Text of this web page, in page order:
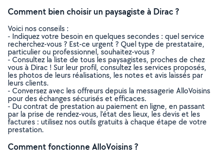
Comment bien choisir un paysagiste à Dirac ?
Voici nos conseils :
- Indiquez votre besoin en quelques secondes : quel service
recherchez-vous ? Est-ce urgent ? Quel type de prestataire,
particulier ou professionnel, souhaitez-vous ?
- Consultez la liste de tous les paysagistes, proches de chez
vous à Dirac ! Sur leur profil, consultez les services proposés,
les photos de leurs réalisations, les notes et avis laissés par
leurs clients.
- Conversez avec les offreurs depuis la messagerie AlloVoisins
pour des échanges sécurisés et efficaces.
- Du contrat de prestation au paiement en ligne, en passant
par la prise de rendez-vous, l’état des lieux, les devis et les
factures : utilisez nos outils gratuits à chaque étape de votre
prestation.
Comment fonctionne AlloVoisins ?